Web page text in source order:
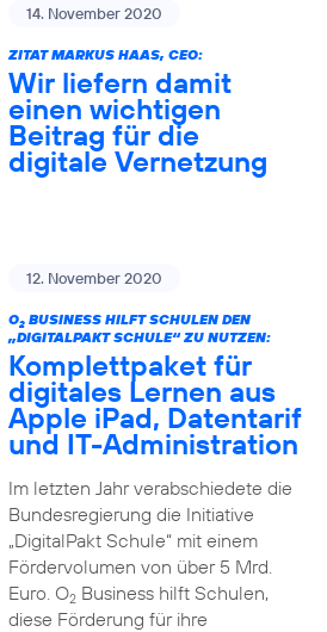
14. November 2020
ZITAT MARKUS HAAS, CEO:
Wir liefern damit
einen wichtigen
Beitrag für die
digitale Vernetzung
12. November 2020
O2BUSINESS HILFT SCHULEN DEN
„DIGITALPAKT SCHULE“ ZU NUTZEN:
Komplettpaket für
digitales Lernen aus
Apple iPad, Datentarif
und IT-Administration
Im letzten Jahr verabschiedete die
Bundesregierung die Initiative
„DigitalPakt Schule“ mit einem
Fördervolumen von über 5 Mrd.
Euro. O2Business hilft Schulen,
diese Förderung für ihre